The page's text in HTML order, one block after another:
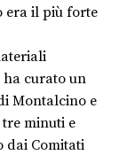
era il più forte
ha curato un
Montalcino e
minuti e
dai Comitati